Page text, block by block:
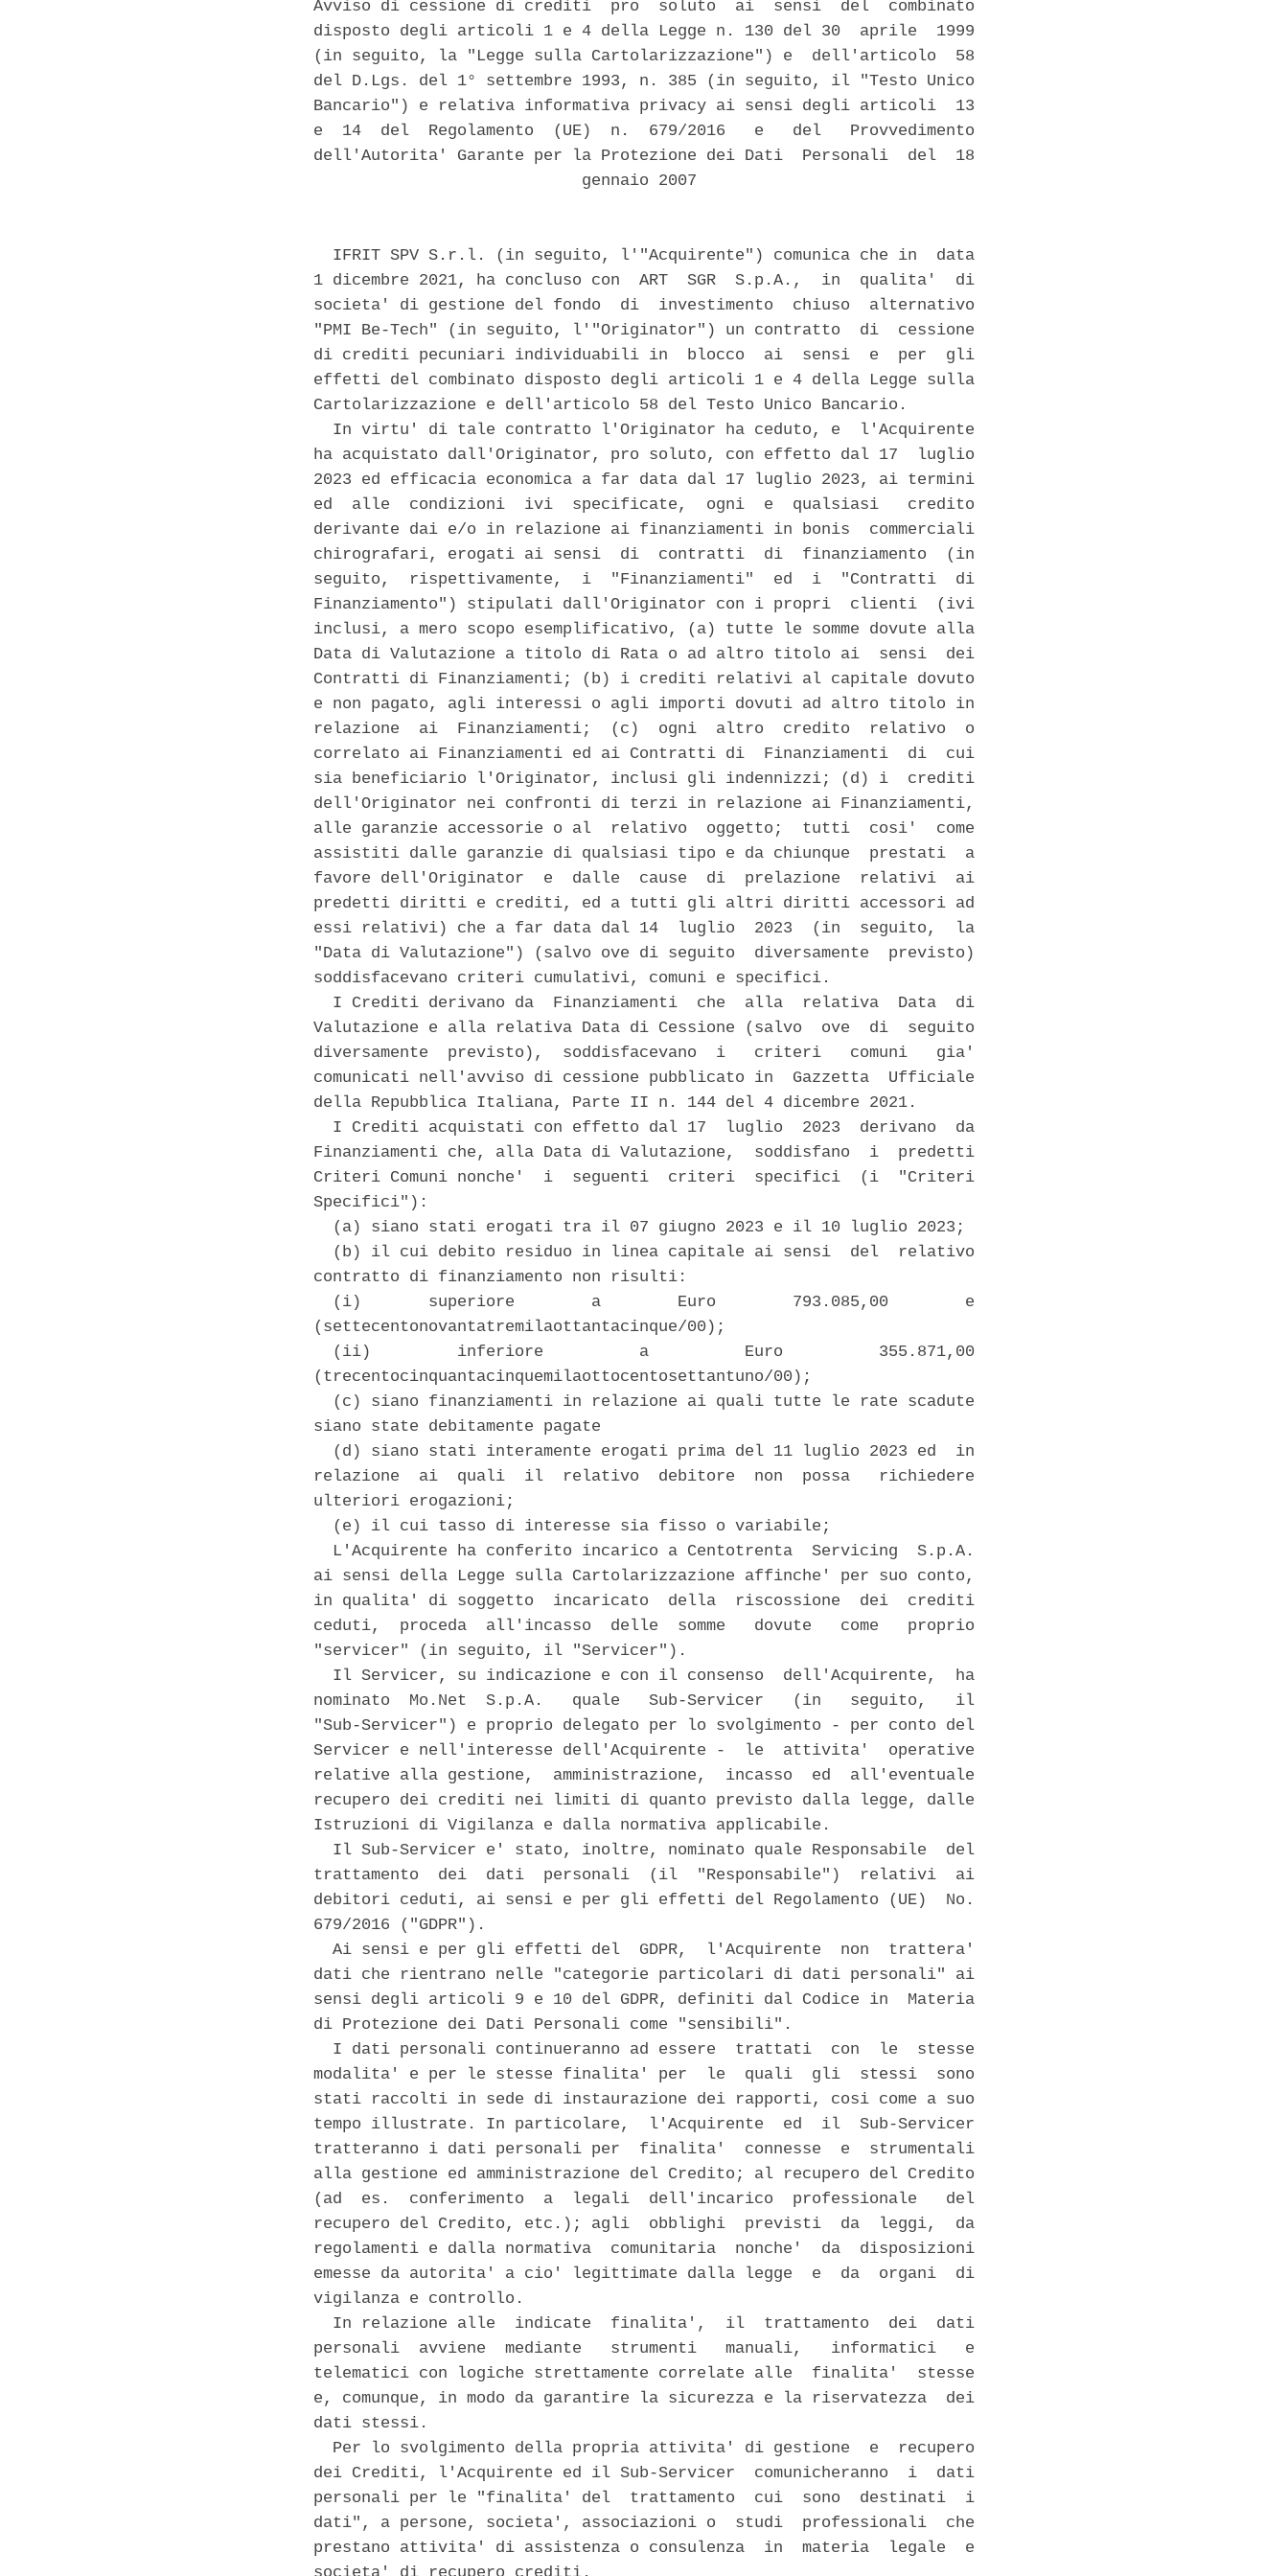
Avviso di cessione di crediti  pro  soluto  ai  sensi  del  combinato
disposto degli articoli 1 e 4 della Legge n. 130 del 30  aprile  1999
(in seguito, la "Legge sulla Cartolarizzazione") e  dell'articolo  58
del D.Lgs. del 1° settembre 1993, n. 385 (in seguito, il "Testo Unico
Bancario") e relativa informativa privacy ai sensi degli articoli  13
e  14  del  Regolamento  (UE)  n.  679/2016   e   del   Provvedimento
dell'Autorita' Garante per la Protezione dei Dati  Personali  del  18
                            gennaio 2007
  IFRIT SPV S.r.l. (in seguito, l'"Acquirente") comunica che in  data
1 dicembre 2021, ha concluso con  ART  SGR  S.p.A.,  in  qualita'  di
societa' di gestione del fondo  di  investimento  chiuso  alternativo
"PMI Be-Tech" (in seguito, l'"Originator") un contratto  di  cessione
di crediti pecuniari individuabili in  blocco  ai  sensi  e  per  gli
effetti del combinato disposto degli articoli 1 e 4 della Legge sulla
Cartolarizzazione e dell'articolo 58 del Testo Unico Bancario.
  In virtu' di tale contratto l'Originator ha ceduto, e  l'Acquirente
ha acquistato dall'Originator, pro soluto, con effetto dal 17  luglio
2023 ed efficacia economica a far data dal 17 luglio 2023, ai termini
ed  alle  condizioni  ivi  specificate,  ogni  e  qualsiasi   credito
derivante dai e/o in relazione ai finanziamenti in bonis  commerciali
chirografari, erogati ai sensi  di  contratti  di  finanziamento  (in
seguito,  rispettivamente,  i  "Finanziamenti"  ed  i  "Contratti  di
Finanziamento") stipulati dall'Originator con i propri  clienti  (ivi
inclusi, a mero scopo esemplificativo, (a) tutte le somme dovute alla
Data di Valutazione a titolo di Rata o ad altro titolo ai  sensi  dei
Contratti di Finanziamenti; (b) i crediti relativi al capitale dovuto
e non pagato, agli interessi o agli importi dovuti ad altro titolo in
relazione  ai  Finanziamenti;  (c)  ogni  altro  credito  relativo  o
correlato ai Finanziamenti ed ai Contratti di  Finanziamenti  di  cui
sia beneficiario l'Originator, inclusi gli indennizzi; (d) i  crediti
dell'Originator nei confronti di terzi in relazione ai Finanziamenti,
alle garanzie accessorie o al  relativo  oggetto;  tutti  cosi'  come
assistiti dalle garanzie di qualsiasi tipo e da chiunque  prestati  a
favore dell'Originator  e  dalle  cause  di  prelazione  relativi  ai
predetti diritti e crediti, ed a tutti gli altri diritti accessori ad
essi relativi) che a far data dal 14  luglio  2023  (in  seguito,  la
"Data di Valutazione") (salvo ove di seguito  diversamente  previsto)
soddisfacevano criteri cumulativi, comuni e specifici.
  I Crediti derivano da  Finanziamenti  che  alla  relativa  Data  di
Valutazione e alla relativa Data di Cessione (salvo  ove  di  seguito
diversamente  previsto),  soddisfacevano  i   criteri   comuni   gia'
comunicati nell'avviso di cessione pubblicato in  Gazzetta  Ufficiale
della Repubblica Italiana, Parte II n. 144 del 4 dicembre 2021.
  I Crediti acquistati con effetto dal 17  luglio  2023  derivano  da
Finanziamenti che, alla Data di Valutazione,  soddisfano  i  predetti
Criteri Comuni nonche'  i  seguenti  criteri  specifici  (i  "Criteri
Specifici"):
  (a) siano stati erogati tra il 07 giugno 2023 e il 10 luglio 2023;
  (b) il cui debito residuo in linea capitale ai sensi  del  relativo
contratto di finanziamento non risulti:
  (i)       superiore        a        Euro        793.085,00        e
(settecentonovantatremilaottantacinque/00);
  (ii)         inferiore          a          Euro          355.871,00
(trecentocinquantacinquemilaottocentosettantuno/00);
  (c) siano finanziamenti in relazione ai quali tutte le rate scadute
siano state debitamente pagate
  (d) siano stati interamente erogati prima del 11 luglio 2023 ed  in
relazione  ai  quali  il  relativo  debitore  non  possa   richiedere
ulteriori erogazioni;
  (e) il cui tasso di interesse sia fisso o variabile;
  L'Acquirente ha conferito incarico a Centotrenta  Servicing  S.p.A.
ai sensi della Legge sulla Cartolarizzazione affinche' per suo conto,
in qualita' di soggetto  incaricato  della  riscossione  dei  crediti
ceduti,  proceda  all'incasso  delle  somme   dovute   come   proprio
"servicer" (in seguito, il "Servicer").
  Il Servicer, su indicazione e con il consenso  dell'Acquirente,  ha
nominato  Mo.Net  S.p.A.   quale   Sub-Servicer   (in   seguito,   il
"Sub-Servicer") e proprio delegato per lo svolgimento - per conto del
Servicer e nell'interesse dell'Acquirente -  le  attivita'  operative
relative alla gestione,  amministrazione,  incasso  ed  all'eventuale
recupero dei crediti nei limiti di quanto previsto dalla legge, dalle
Istruzioni di Vigilanza e dalla normativa applicabile.
  Il Sub-Servicer e' stato, inoltre, nominato quale Responsabile  del
trattamento  dei  dati  personali  (il  "Responsabile")  relativi  ai
debitori ceduti, ai sensi e per gli effetti del Regolamento (UE)  No.
679/2016 ("GDPR").
  Ai sensi e per gli effetti del  GDPR,  l'Acquirente  non  trattera'
dati che rientrano nelle "categorie particolari di dati personali" ai
sensi degli articoli 9 e 10 del GDPR, definiti dal Codice in  Materia
di Protezione dei Dati Personali come "sensibili".
  I dati personali continueranno ad essere  trattati  con  le  stesse
modalita' e per le stesse finalita' per  le  quali  gli  stessi  sono
stati raccolti in sede di instaurazione dei rapporti, cosi come a suo
tempo illustrate. In particolare,  l'Acquirente  ed  il  Sub-Servicer
tratteranno i dati personali per  finalita'  connesse  e  strumentali
alla gestione ed amministrazione del Credito; al recupero del Credito
(ad  es.  conferimento  a  legali  dell'incarico  professionale   del
recupero del Credito, etc.); agli  obblighi  previsti  da  leggi,  da
regolamenti e dalla normativa  comunitaria  nonche'  da  disposizioni
emesse da autorita' a cio' legittimate dalla legge  e  da  organi  di
vigilanza e controllo.
  In relazione alle  indicate  finalita',  il  trattamento  dei  dati
personali  avviene  mediante   strumenti   manuali,   informatici   e
telematici con logiche strettamente correlate alle  finalita'  stesse
e, comunque, in modo da garantire la sicurezza e la riservatezza  dei
dati stessi.
  Per lo svolgimento della propria attivita' di gestione  e  recupero
dei Crediti, l'Acquirente ed il Sub-Servicer  comunicheranno  i  dati
personali per le "finalita' del  trattamento  cui  sono  destinati  i
dati", a persone, societa', associazioni o  studi  professionali  che
prestano attivita' di assistenza o consulenza  in  materia  legale  e